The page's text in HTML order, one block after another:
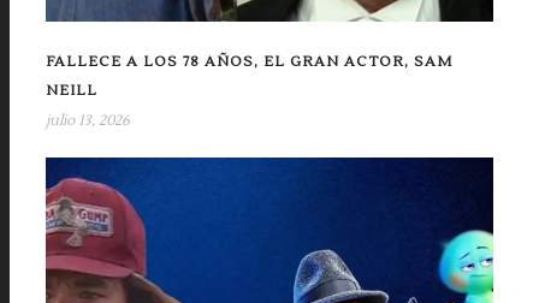
FALLECE A LOS 78 AÑOS, EL GRAN ACTOR, SAM
NEILL
julio 13, 2026